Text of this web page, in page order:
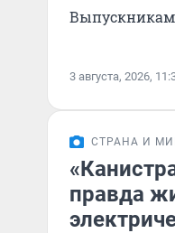
Выпускникам
3 августа, 2026,
СТРАНА И
правда